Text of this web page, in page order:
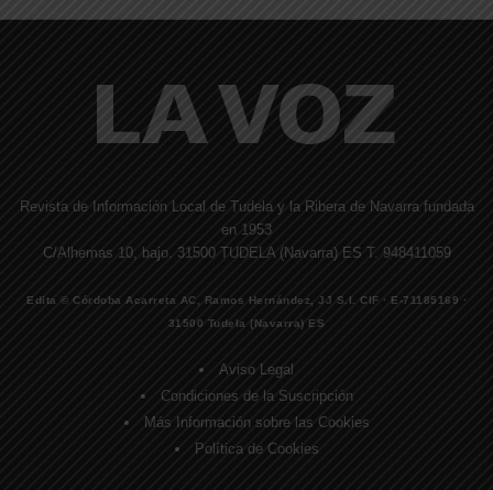
Revista de Información Local de Tudela y la Ribera de Navarra fundada
en 1953
C/Alhemas 10, bajo. 31500 TUDELA (Navarra) ES T. 948411059
Edita © Córdoba Acarreta AC, Ramos Hernández, JJ S.I. CIF · E-71185169 ·
31500 Tudela (Navarra) ES
Aviso Legal
Condiciones de la Suscripción
Más Información sobre las Cookies
Política de Cookies